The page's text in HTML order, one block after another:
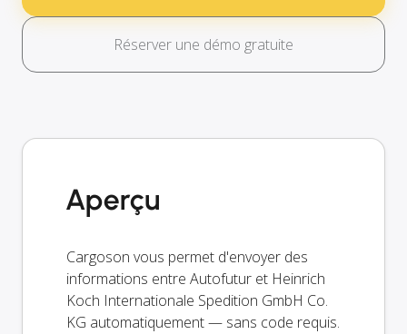
Réserver une démo gratuite
Aperçu
Cargoson vous permet d'envoyer des
informations entre Autofutur et Heinrich
Koch Internationale Spedition GmbH Co.
KG automatiquement — sans code requis.